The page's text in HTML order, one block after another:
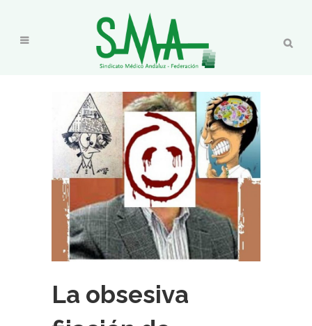
La obsesiva